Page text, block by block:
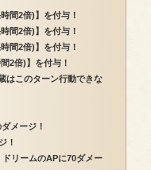
間2倍)】を付与！
間2倍)】を付与！
間2倍)】を付与！
2倍)】を付与！
はこのターン行動できな
メージ！
！
リームのAPに70ダメー